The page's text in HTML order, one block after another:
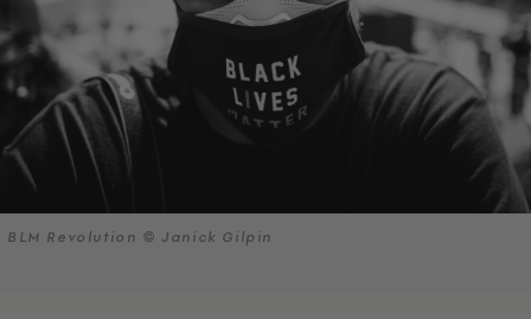
BLM Revolution © Janick Gilpin